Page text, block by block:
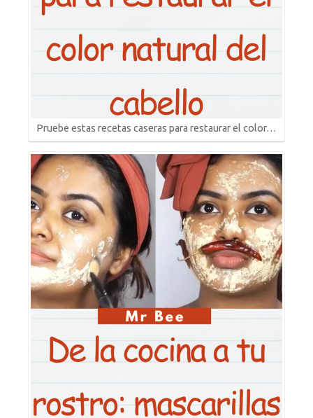
Pruebe estas recetas caseras para restaurar el color…